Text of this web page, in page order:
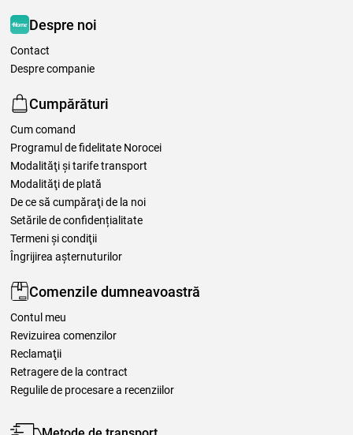
Despre noi
Contact
Despre companie
Cumpărături
Cum comand
Programul de fidelitate Norocei
Modalităţi şi tarife transport
Modalităţi de plată
De ce să cumpăraţi de la noi
Setările de confidențialitate
Termeni şi condiţii
Îngrijirea așternuturilor
Comenzile dumneavoastră
Contul meu
Revizuirea comenzilor
Reclamaţii
Retragere de la contract
Regulile de procesare a recenziilor